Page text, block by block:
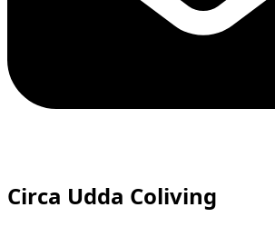
Circa Udda Coliving